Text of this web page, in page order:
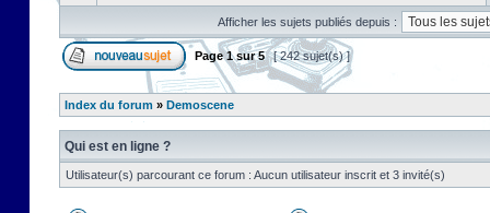
Afficher les sujets publiés depuis :
Page1sur5 [ 242 sujet(s) ]
Index du forum » Demoscene
Qui est en ligne ?
Utilisateur(s) parcourant ce forum : Aucun utilisateur inscrit et 3 invité(s)